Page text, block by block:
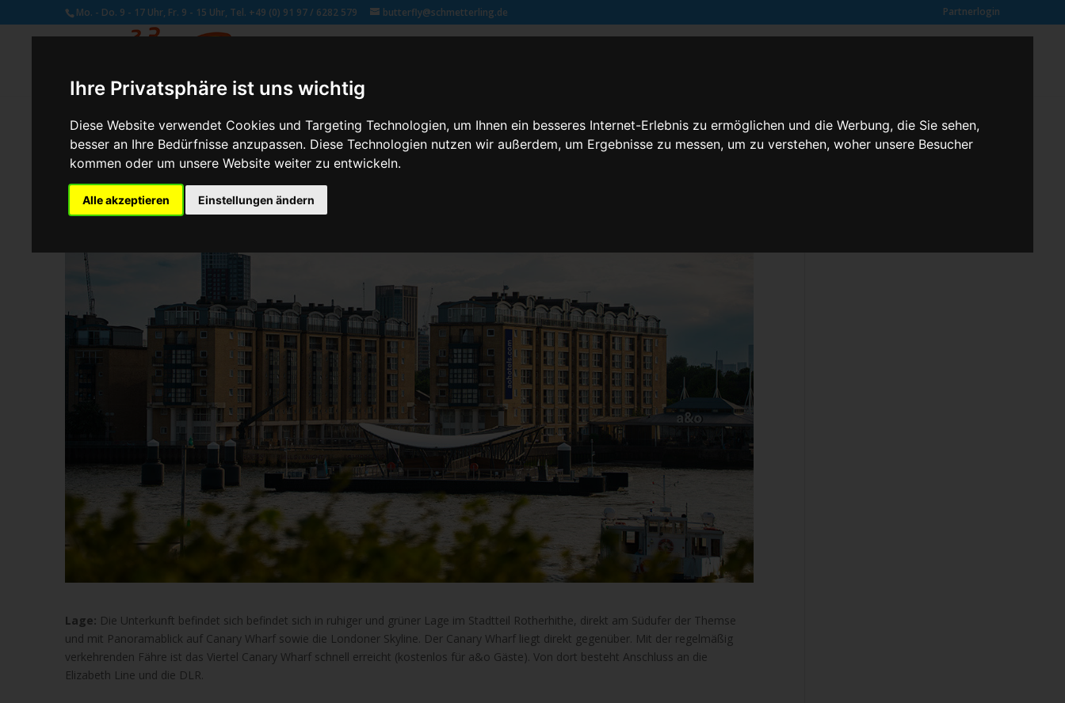
Ihre Privatsphäre ist uns wichtig
Diese Website verwendet Cookies und Targeting Technologien, um Ihnen ein besseres Internet-Erlebnis zu ermöglichen und die Werbung, die Sie sehen,
besser an Ihre Bedürfnisse anzupassen. Diese Technologien nutzen wir außerdem, um Ergebnisse zu messen, um zu verstehen, woher unsere Besucher
kommen oder um unsere Website weiter zu entwickeln.
Alle akzeptieren Einstellungen ändern
Mo. - Do. 9 - 17 Uhr, Fr. 9 - 15 Uhr, Tel. +49 (0) 91 97 / 6282 579 butterfly@schmetterling.de Partnerlogin
vonSusan Naumann|Aug. 29, 2025
Lage: Die Unterkunft befindet sich befindet sich in ruhiger und grüner Lage im Stadtteil Rotherhithe, direkt am Südufer der Themse
und mit Panoramablick auf Canary Wharf sowie die Londoner Skyline. Der Canary Wharf liegt direkt gegenüber. Mit der regelmäßig
verkehrenden Fähre ist das Viertel Canary Wharf schnell erreicht (kostenlos für a&o Gäste). Von dort besteht Anschluss an die
Elizabeth Line und die DLR.
Klassenfahrten – 2,3 butterfly